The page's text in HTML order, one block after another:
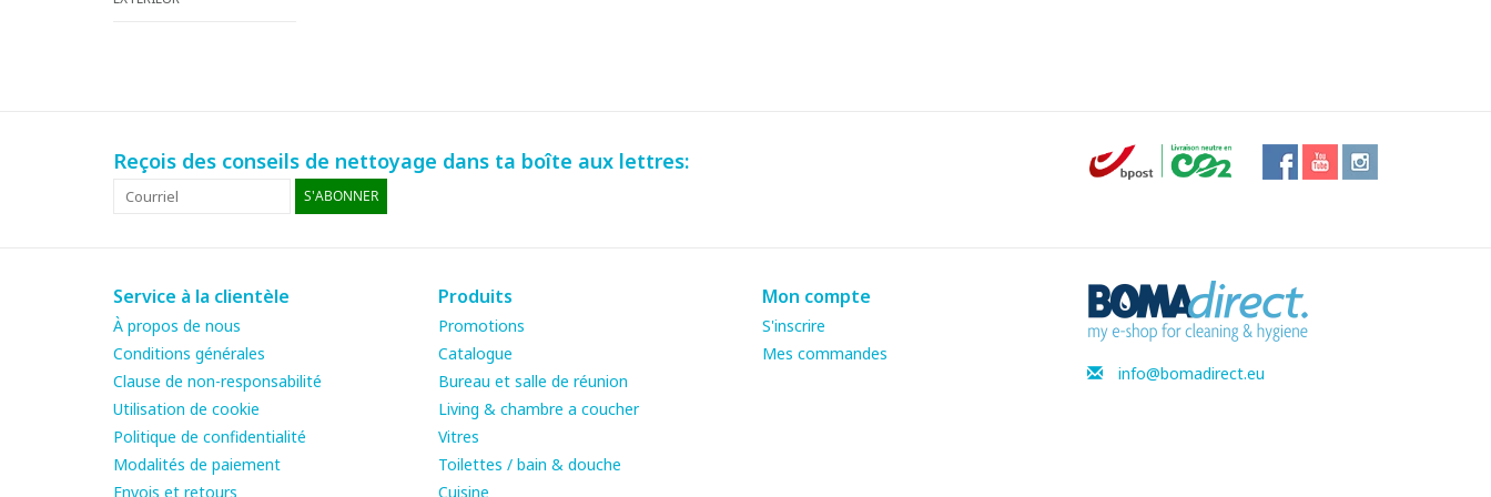
Reçois des conseils de nettoyage dans ta boîte aux lettres:
S'ABONNER
Service à la clientèle
À propos de nous
Conditions générales
Clause de non-responsabilité
Utilisation de cookie
Politique de confidentialité
Modalités de paiement
Envois et retours
Produits
Promotions
Catalogue
Bureau et salle de réunion
Living & chambre a coucher
Vitres
Toilettes / bain & douche
Cuisine
Mon compte
S'inscrire
Mes commandes
info@bomadirect.eu